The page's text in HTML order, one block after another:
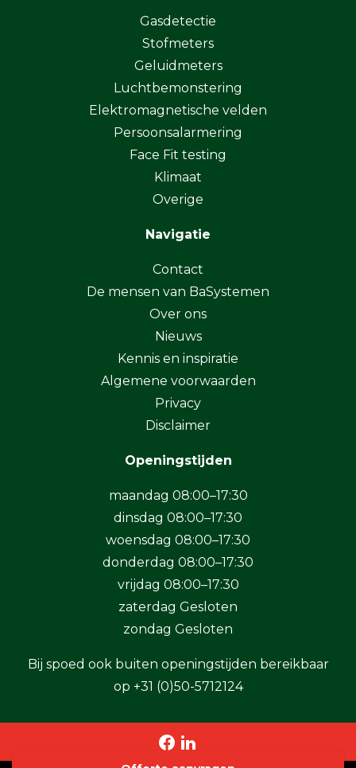
Gasdetectie
Stofmeters
Geluidmeters
Luchtbemonstering
Elektromagnetische velden
Persoonsalarmering
Face Fit testing
Klimaat
Overige
Navigatie
Contact
De mensen van BaSystemen
Over ons
Nieuws
Kennis en inspiratie
Algemene voorwaarden
Privacy
Disclaimer
Openingstijden
maandag 08:00–17:30
dinsdag 08:00–17:30
woensdag 08:00–17:30
donderdag 08:00–17:30
vrijdag 08:00–17:30
zaterdag Gesloten
zondag Gesloten
Bij spoed ook buiten openingstijden bereikbaar
op +31 (0)50-5712124